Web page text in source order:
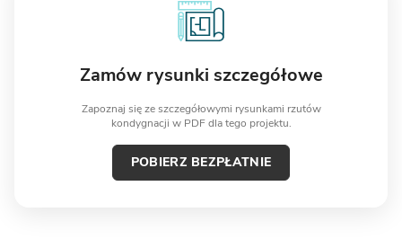
Zamów rysunki szczegółowe
Zapoznaj się ze szczegółowymi rysunkami rzutów
kondygnacji w PDF dla tego projektu.
POBIERZ BEZPŁATNIE